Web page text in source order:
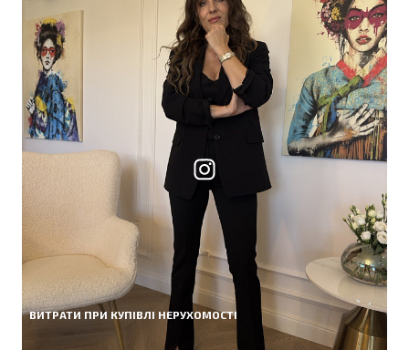
ВИТРАТИ ПРИ КУПІВЛІ НЕРУХОМОСТІ